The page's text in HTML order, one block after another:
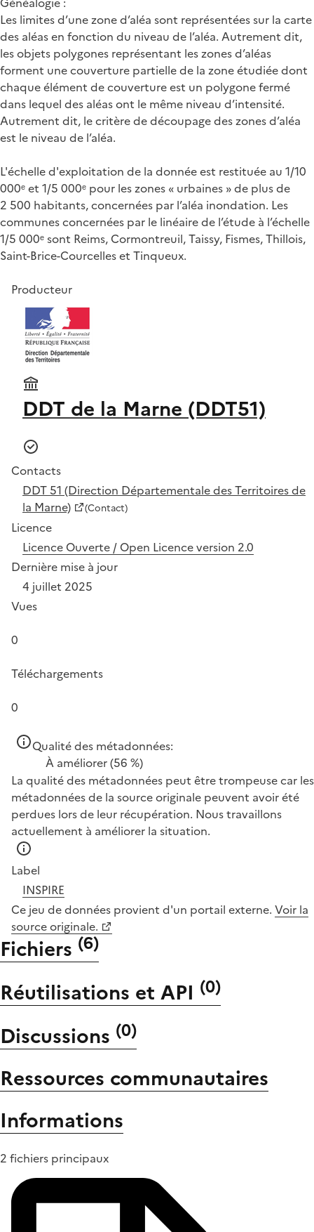
Les limites d’une zone d’aléa sont représentées sur la carte
des aléas en fonction du niveau de l’aléa. Autrement dit,
les objets polygones représentant les zones d’aléas
forment une couverture partielle de la zone étudiée dont
chaque élément de couverture est un polygone fermé
dans lequel des aléas ont le même niveau d’intensité.
Autrement dit, le critère de découpage des zones d’aléa
est le niveau de l’aléa.
L'échelle d'exploitation de la donnée est restituée au 1/10
000ᵉ et 1/5 000ᵉ pour les zones « urbaines » de plus de
2 500 habitants, concernées par l’aléa inondation. Les
communes concernées par le linéaire de l’étude à l’échelle
1/5 000ᵉ sont Reims, Cormontreuil, Taissy, Fismes, Thillois,
Saint-Brice-Courcelles et Tinqueux.
Producteur
DDT de la Marne (DDT51)
Contacts
DDT 51 (Direction Départementale des Territoires de
la Marne)
(Contact)
Licence
Licence Ouverte / Open Licence version 2.0
Dernière mise à jour
4 juillet 2025
Vues
0
Téléchargements
0
Qualité des métadonnées:
À améliorer(56 %)
La qualité des métadonnées peut être trompeuse car les
métadonnées de la source originale peuvent avoir été
perdues lors de leur récupération. Nous travaillons
actuellement à améliorer la situation.
Label
INSPIRE
Ce jeu de données provient d'un portail externe. Voir la
source originale.
Fichiers (6)
Réutilisations et API (0)
Discussions (0)
Ressources communautaires
Informations
2 fichiers principaux